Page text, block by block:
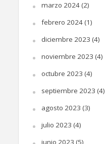
marzo 2024(2)
febrero 2024(1)
diciembre 2023 (4)
noviembre 2023 (4)
octubre 2023 (4)
septiembre 2023 (4)
agosto 2023 (3)
julio 2023 (4)
junio 2023 (5)